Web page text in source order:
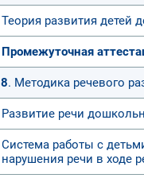
Теория развития детей
Промежуточная
8. Методика речевого
Развитие речи
Система работы с
нарушения речи в ходе